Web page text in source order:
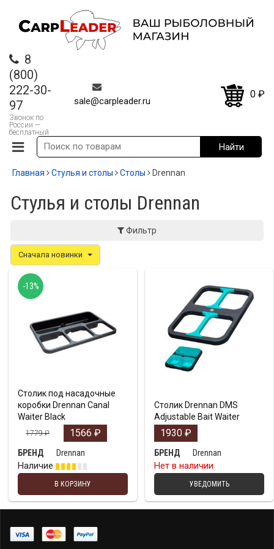
8
(800)
222-30-
97
Звонок по
России —
бесплатный
sale@carpleader.ru
0 ₽
Главная Стулья и столы Столы Drennan
Стулья и столы Drennan
Фильтр
Сначала новинки
Столик под насадочные
коробки Drennan Canal
Waiter Black
1779₽ 1566 ₽
БРЕНД
Drennan
Наличие
В КОРЗИНУ
-13%
Столик Drennan DMS
Adjustable Bait Waiter
1930 ₽
БРЕНД
Drennan
Нет в наличии
УВЕДОМИТЬ